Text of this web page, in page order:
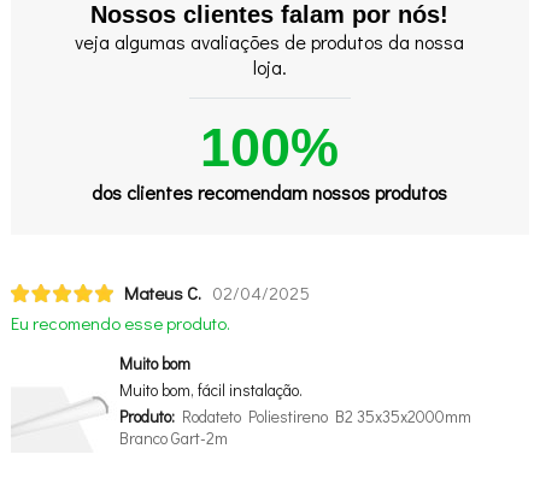
Nossos clientes falam por nós!
veja algumas avaliações de produtos da nossa
loja.
100%
dos clientes recomendam nossos produtos
Mateus C. 02/04/2025
Eu recomendo esse produto.
Muito bom
Muito bom, fácil instalação.
Produto:Rodateto Poliestireno B2 35x35x2000mm
Branco Gart-2m